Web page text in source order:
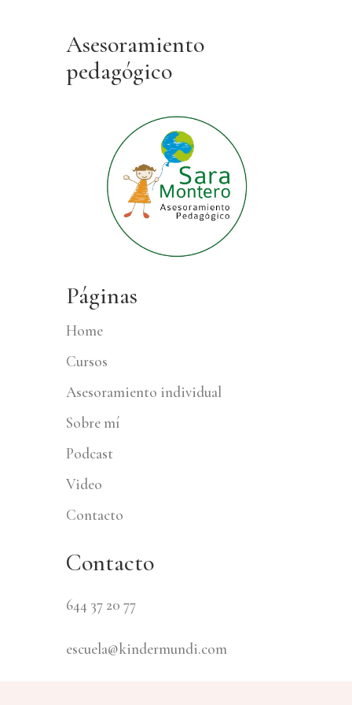
Asesoramiento
pedagógico
Páginas
Home
Cursos
Asesoramiento individual
Sobre mí
Podcast
Video
Contacto
Contacto
644 37 20 77
escuela@kindermundi.com